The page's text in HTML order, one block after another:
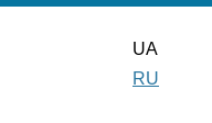
UA
RU